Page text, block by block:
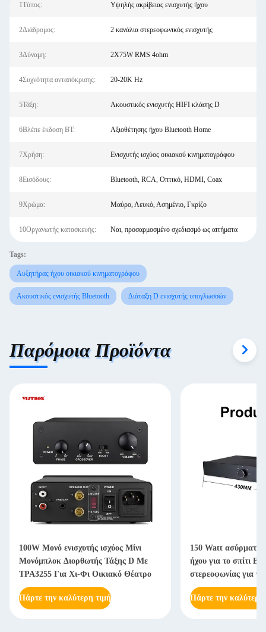
1Τύπος: Υψηλής ακρίβειας ενισχυτής ήχου
2Διάδρομος: 2 κανάλια στερεοφωνικός ενισχυτής
3Δύναμη: 2X75W RMS 4ohm
4Συχνότητα ανταπόκρισης: 20-20K Hz
5Τάξη: Ακουστικός ενισχυτής HIFI κλάσης D
6Βλέπε έκδοση BT: Αξιοθέτησης ήχου Bluetooth Home
7Χρήση: Ενισχυτής ισχύος οικιακού κινηματογράφου
8Εισόδους: Bluetooth, RCA, Οπτικό, HDMI, Coax
9Χρώμα: Μαύρο, Λευκό, Ασημένιο, Γκρίζο
10Οργανωτής κατασκευής: Ναι, προσαρμοσμένο σχεδιασμό ως αιτήματα
Tags:
Αυξητήρας ήχου οικιακού κινηματογράφου
Ακουστικός ενισχυτής Bluetooth Διάταξη D ενισχυτής υπογλωσσών
Παρόμοια Προϊόντα
100W Μονό ενισχυτής ισχύος Μίνι
Μονόμπλοκ Διορθωτής Τάξης D Με
TPA3255 Για Χι-Φι Οικιακό Θέατρο
Πάρτε την καλύτερη τιμή
150 Watt ασύρματο
ήχου για το σπίτι
στερεοφωνίας για το
Πάρτε την καλύτερη